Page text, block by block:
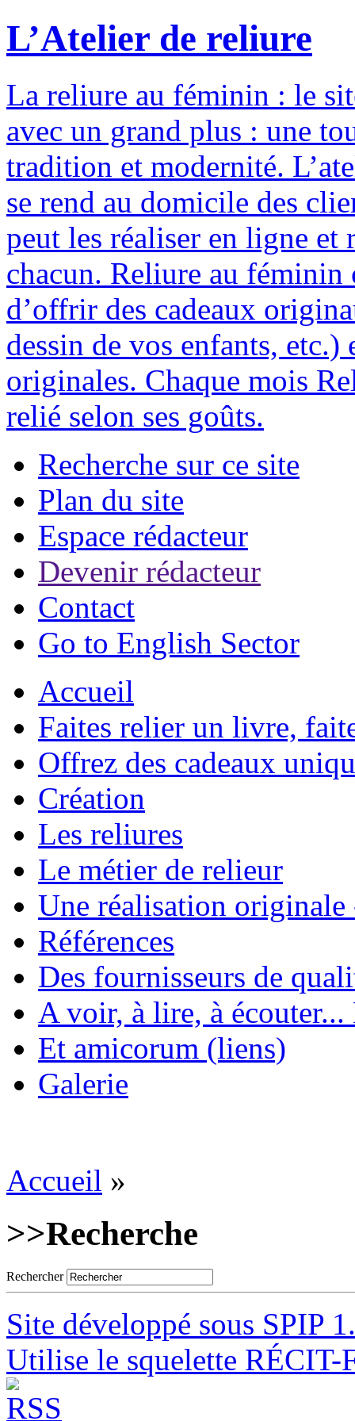
L’Atelier de reliure
La reliure au féminin : le
avec un grand plus : une
tradition et modernité.
se rend au domicile des
peut les réaliser en ligne et
chacun. Reliure au féminin
d’offrir des cadeaux
dessin de vos enfants,
originales. Chaque mois
relié selon ses goûts.
Recherche sur ce site
Plan du site
Espace rédacteur
Devenir rédacteur
Contact
Go to English Sector
Accueil
Faites relier un livre,
Offrez des cadeaux
Création
Les reliures
Le métier de relieur
Une réalisation
Références
Des fournisseurs de
A voir, à lire, à écouter...
Et amicorum (liens)
Galerie
Accueil »
>>Recherche
Rechercher
Site développé sous SPIP
Utilise le squelette RÉCIT-